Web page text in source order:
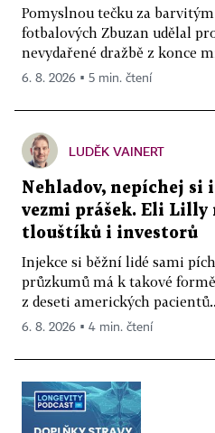
Pomyslnou tečku za
fotbalových Zbuzan udělal
nevydařené dražbě z konce
6. 8. 2026 ▪ 5 min. čtení
LUDĚK VAINERT
Nehladov, nepíchej si
vezmi prášek. Eli Lilly
tlouštíků i investorů
Injekce si běžní lidé sami
průzkumů má k takové
z deseti amerických
6. 8. 2026 ▪ 4 min. čtení